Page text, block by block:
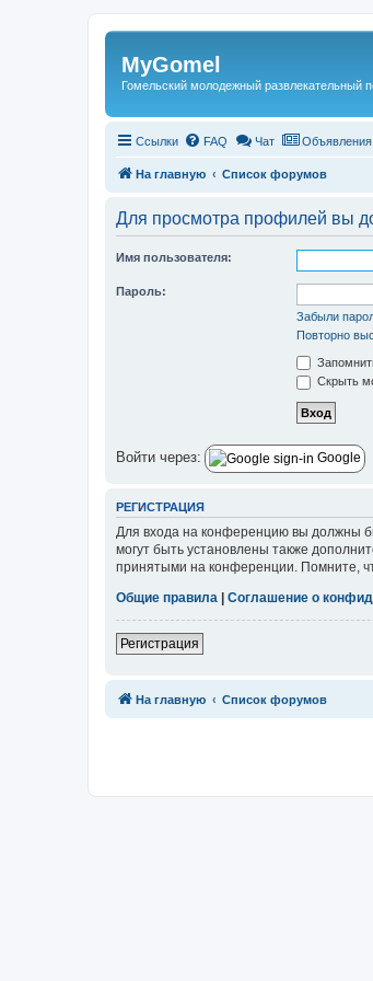
Регистрация
MyGomel
Гомельский молодежный развлекательный
Ссылки FAQ Чат Объявления
На главную Список форумов
Для просмотра профилей вы
Имя пользователя:
Пароль:
Забыли
Повторно
Скрыть
Войти через: Google
РЕГИСТРАЦИЯ
Для входа на конференцию вы должны
могут быть установлены также
принятыми на конференции. Помните,
Общие правила
Соглашение о
Регистрация
На главную Список форумов
Связаться с